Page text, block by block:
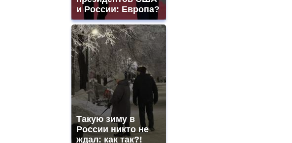
и России: Европа?
Такую зиму в
России никто не
ждал: как так?!